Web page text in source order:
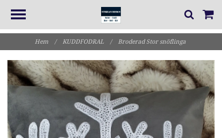
Hem / KUDDFODRAL / Broderad Stor snöflinga